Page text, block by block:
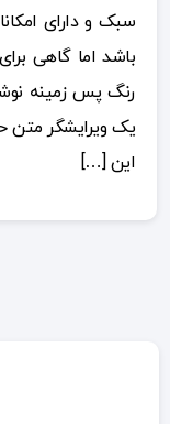
سبک و دارای
باشد اما گاهی
رنگ پس زمینه
یک ویرایشگر متن
این […]